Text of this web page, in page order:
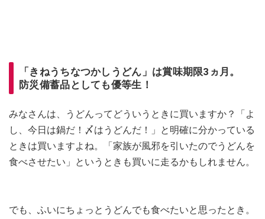
「きねうちなつかしうどん」は賞味期限3ヵ月。
防災備蓄品としても優等生！
みなさんは、うどんってどういうときに買いますか？「よ
し、今日は鍋だ！〆はうどんだ！」と明確に分かっている
ときは買いますよね。「家族が風邪を引いたのでうどんを
食べさせたい」というときも買いに走るかもしれません。
でも、ふいにちょっとうどんでも食べたいと思ったとき。